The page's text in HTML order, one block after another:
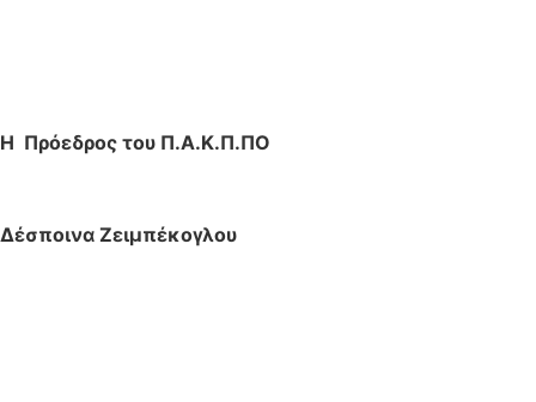
Η Πρόεδρος του Π.Α.Κ.Π.ΠΟ
Δέσποινα Ζειμπέκογλου